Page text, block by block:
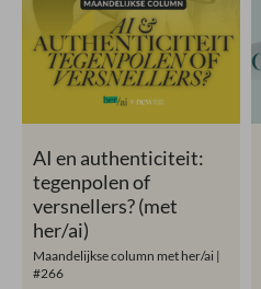
AI en authenticiteit:
tegenpolen of
versnellers? (met
her/ai)
Maandelijkse column met her/ai |
#266